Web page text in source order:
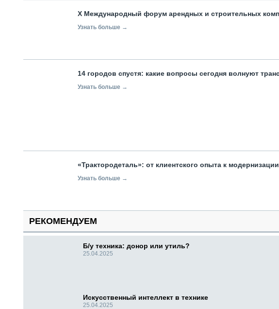
X Международный форум арендных и строительных
Узнать больше →
14 городов спустя: какие вопросы сегодня волнуют
Узнать больше →
«Трактородеталь»: от клиентского опыта к
Узнать больше →
РЕКОМЕНДУЕМ
Б/у техника: донор или утиль?
25.04.2025
Искусственный интеллект в технике
25.04.2025